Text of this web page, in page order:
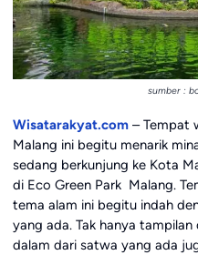
sumber :
Wisatarakyat.com– Tempat
Malang ini begitu menarik
sedang berkunjung ke Kota
di Eco Green Park Malang.
tema alam ini begitu indah
yang ada. Tak hanya
dalam dari satwa yang ada